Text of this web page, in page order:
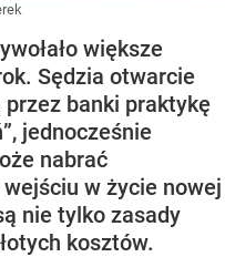
większe
Sędzia otwarcie
banki praktykę
jednocześnie
nabrać
w życie nowej
nie tylko zasady
kosztów.